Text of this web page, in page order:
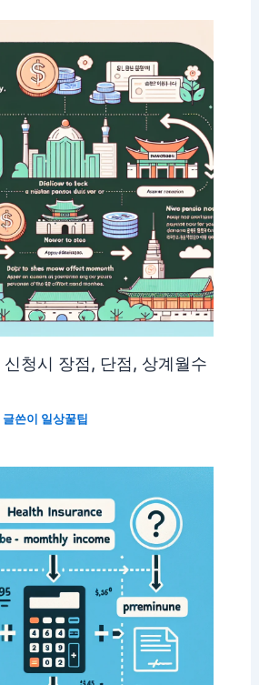
청시 장점, 단점, 상계월수
쓴이 일상꿀팁